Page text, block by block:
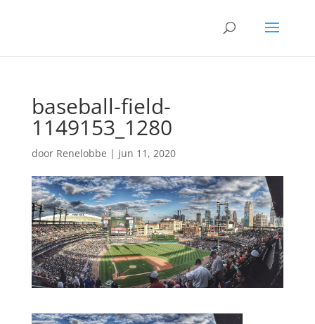
baseball-field-
1149153_1280
door Renelobbe | jun 11, 2020